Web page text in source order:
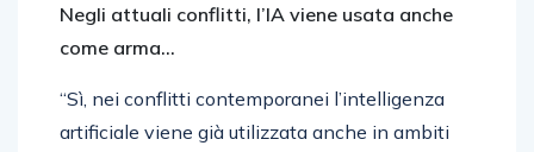
Negli attuali conflitti, l’IA viene usata anche
come arma…
“Sì, nei conflitti contemporanei l’intelligenza
artificiale viene già utilizzata anche in ambiti